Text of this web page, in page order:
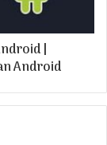
|
Android